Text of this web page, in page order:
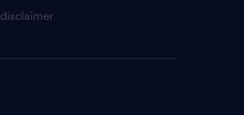
disclaimer